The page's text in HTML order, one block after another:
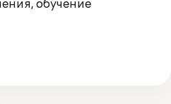
обучение